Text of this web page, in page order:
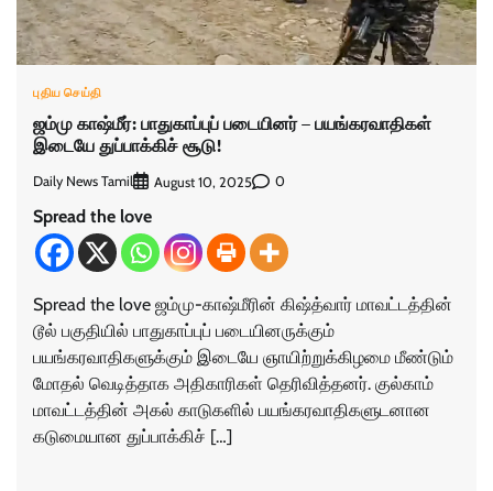
புதிய செய்தி
ஜம்மு காஷ்மீர்: பாதுகாப்புப் படையினர் – பயங்கரவாதிகள்
இடையே துப்பாக்கிச் சூடு!
Daily News Tamil August 10, 2025 0
Spread the love
Spread the love ஜம்மு-காஷ்மீரின் கிஷ்த்வார் மாவட்டத்தின்
டூல் பகுதியில் பாதுகாப்புப் படையினருக்கும்
பயங்கரவாதிகளுக்கும் இடையே ஞாயிற்றுக்கிழமை மீண்டும்
மோதல் வெடித்தாக அதிகாரிகள் தெரிவித்தனர். குல்காம்
மாவட்டத்தின் அகல் காடுகளில் பயங்கரவாதிகளுடனான
கடுமையான துப்பாக்கிச் […]